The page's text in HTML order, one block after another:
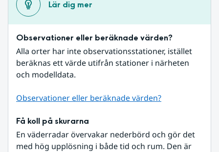
Lär dig mer
Observationer eller beräknade värden?
Alla orter har inte observationsstationer, istället
beräknas ett värde utifrån stationer i närheten
och modelldata.
Observationer eller beräknade värden?
Få koll på skurarna
En väderradar övervakar nederbörd och gör det
med hög upplösning i både tid och rum. Den är